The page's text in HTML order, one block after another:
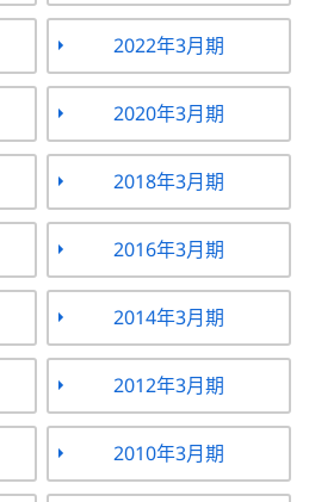
2022年3月期
2020年3月期
2018年3月期
2016年3月期
2014年3月期
2012年3月期
2010年3月期